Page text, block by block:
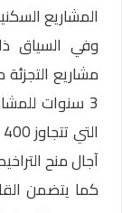
المشاريع
وفي السياق
مشاريع
آجال منح
كما يتضمن